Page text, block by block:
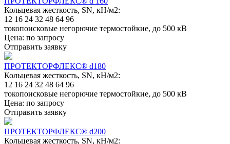
Кольцевая жесткость, SN, кН/м2:
12 16 24 32 48 64 96
токопоисковые негорючие термостойкие, до 500 кВ
Цена: по запросу
Отправить заявку
ПРОТЕКТОРФЛЕКС® d180
Кольцевая жесткость, SN, кН/м2:
12 16 24 32 48 64 96
токопоисковые негорючие термостойкие, до 500 кВ
Цена: по запросу
Отправить заявку
ПРОТЕКТОРФЛЕКС® d200
Кольцевая жесткость, SN, кН/м2: